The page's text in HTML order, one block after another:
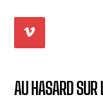
AU HASARD SUR